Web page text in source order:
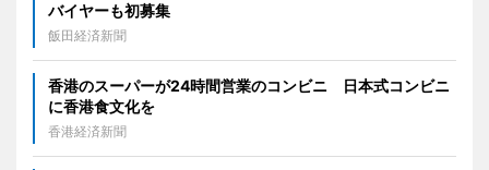
バイヤーも初募集
飯田経済新聞
香港のスーパーが24時間営業のコンビニ 日本式コンビニ
に香港食文化を
香港経済新聞